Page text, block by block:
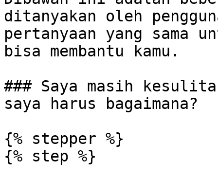
ditanyakan oleh
pertanyaan yang sama
bisa membantu kamu.
### Saya masih
saya harus bagaimana?
{% stepper %}
{% step %}